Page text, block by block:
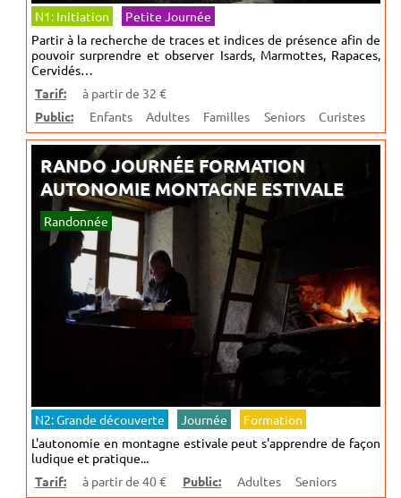
N1: Initiation
Petite Journée
Partir à la recherche de traces et indices de présence afin de
pouvoir surprendre et observer Isards, Marmottes, Rapaces,
Cervidés…
Tarif:
à partir de 32 €
Public:
Enfants Adultes Familles Seniors Curistes
RANDO JOURNÉE FORMATION
AUTONOMIE MONTAGNE ESTIVALE
Randonnée
N2: Grande découverte Journée
Formation
L'autonomie en montagne estivale peut s'apprendre de façon
ludique et pratique...
Tarif:
à partir de 40 € Public: Adultes Seniors